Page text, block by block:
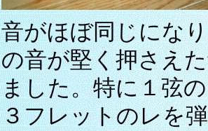
音がほぼ同じにな
の音が堅く押さえ
ました。特に１弦
３フレットのレを